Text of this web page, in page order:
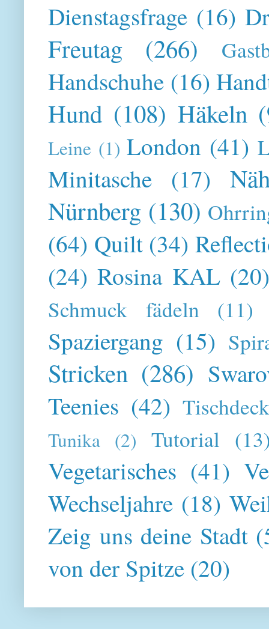
Dienstagsfrage (16)
Freutag (266)
Handschuhe (16)
Hund (108) Häkeln
Leine (1) London (41)
Minitasche (17)
Nürnberg (130)
(64) Quilt (34)
(24) Rosina KAL
Schmuck fädeln (11)
Spaziergang (15)
Stricken (286)
Teenies (42)
Tunika (2) Tutorial
Vegetarisches (41)
Wechseljahre (18)
Zeig uns deine Stadt
von der Spitze (20)